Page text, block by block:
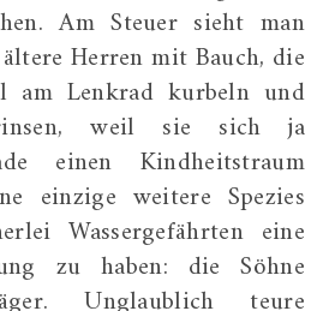
Am Steuer sieht man
Herren mit Bauch, die
am Lenkrad kurbeln und
weil sie sich ja
einen Kindheitstraum
einzige weitere Spezies
Wassergefährten eine
zu haben: die Söhne
Unglaublich teure